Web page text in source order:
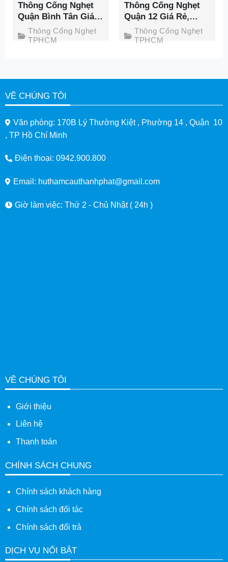
Thông Cống Nghẹt
TPHCM
Thông Cống Nghẹt
Quận Bình Tân Giá
Rẻ, Chỉ Từ 100K Tại
Thành Phát
Thông Cống Nghẹt
TPHCM
Thông Cống Nghẹt
Quận 12 Giá Rẻ,
Chất Lượng Tốt Nhất
Tại Thành Phát
VỀ CHÚNG TÔI
Văn phòng: 170B Lý Thường Kiệt , Phường 14 , Quận 10
, TP Hồ Chí Minh
Điện thoại: 0942.900.800
Email: huthamcauthanhphat@gmail.com
Giờ làm việc: Thứ 2 - Chủ Nhật ( 24h )
VỀ CHÚNG TÔI
Giới thiệu
Liên hệ
Thanh toán
CHÍNH SÁCH CHUNG
Chính sách khách hàng
Chính sách đối tác
Chính sách đổi trả
DỊCH VỤ NỔI BẬT